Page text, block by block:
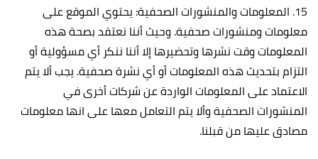
15. المعلومات والمنشورات الصحفية: يحتوي الموقع على
معلومات ومنشورات صحفية. وحيث أننا نعتقد بصحة هذه
المعلومات وقت نشرها وتحضيرها إلا أننا ننكر أي مسؤولية أو
التزام بتحديث هذه المعلومات أو أي نشرة صحفية. يجب ألا يتم
الاعتماد على المعلومات الواردة عن شركات أخرى في
المنشورات الصحفية وألا يتم التعامل معها على انها معلومات
مصادق عليها من قبلنا.